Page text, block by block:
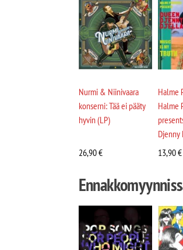
Nurmi & Niinivaara
konserni: Tää ei pääty
hyvin (LP)
26,90€
Halme
Halme
Djenny
13,90€